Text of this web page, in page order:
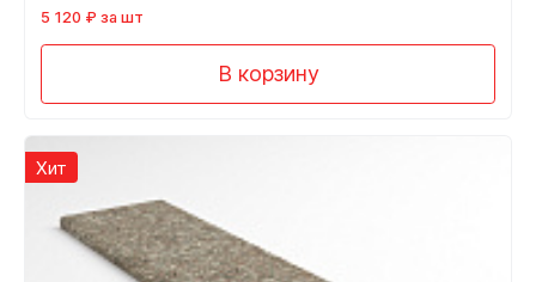
5 120 ₽ за шт
В корзину
Хит